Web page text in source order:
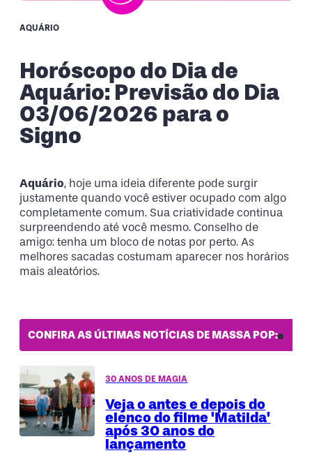
AQUÁRIO
Horóscopo do Dia de
Aquário: Previsão do Dia
03/06/2026 para o
Signo
Aquário, hoje uma ideia diferente pode surgir
justamente quando você estiver ocupado com algo
completamente comum. Sua criatividade continua
surpreendendo até você mesmo. Conselho de
amigo: tenha um bloco de notas por perto. As
melhores sacadas costumam aparecer nos horários
mais aleatórios.
CONFIRA AS ÚLTIMAS NOTÍCIAS DE MASSA POP:
30 ANOS DE MAGIA
Veja o antes e depois do
elenco do filme 'Matilda'
após 30 anos do
lançamento